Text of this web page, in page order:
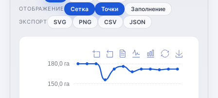
ОТОБРАЖЕНИЕ Сетка Точки Заполнение
ЭКСПОРТ SVG PNG CSV JSON
150,0 га
180,0 га